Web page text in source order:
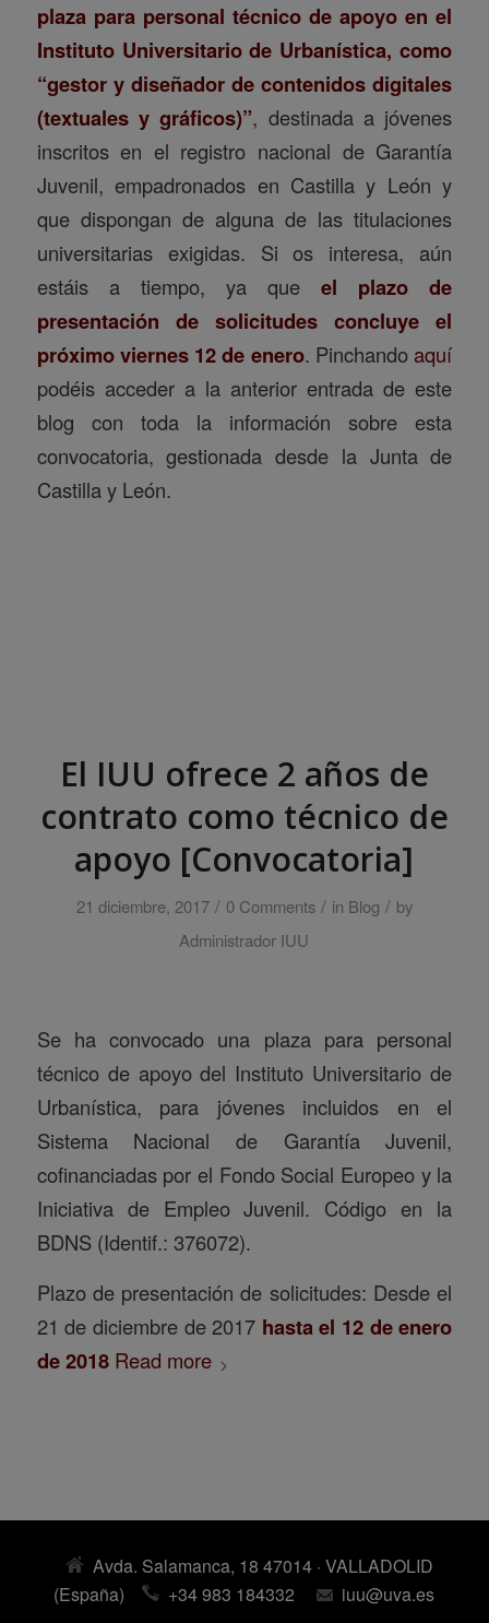
plaza para personal técnico de apoyo en el
Instituto Universitario de Urbanística, como
“gestor y diseñador de contenidos digitales
(textuales y gráficos)”, destinada a jóvenes
inscritos en el registro nacional de Garantía
Juvenil, empadronados en Castilla y León y
que dispongan de alguna de las titulaciones
universitarias exigidas. Si os interesa, aún
estáis a tiempo, ya queel plazo de
presentación de solicitudes concluye el
próximo viernes 12 de enero. Pinchando aquí
podéis acceder a la anterior entrada de este
blog con toda la información sobre esta
convocatoria, gestionada desde la Junta de
Castilla y León.
El IUU ofrece 2 años de
contrato como técnico de
apoyo [Convocatoria]
21 diciembre, 2017 / 0 Comments / in Blog / by
Administrador IUU
Se ha convocado una plaza para personal
técnico de apoyo del Instituto Universitario de
Urbanística, para jóvenes incluidos en el
Sistema Nacional de Garantía Juvenil,
cofinanciadas por el Fondo Social Europeo y la
Iniciativa de Empleo Juvenil. Código en la
BDNS (Identif.: 376072).
Plazo de presentación de solicitudes: Desde el
21 de diciembre de 2017 hasta el 12 de enero
de 2018 Read more
Avda. Salamanca, 18 47014 · VALLADOLID
(España)
+34 983 184332 iuu@uva.es